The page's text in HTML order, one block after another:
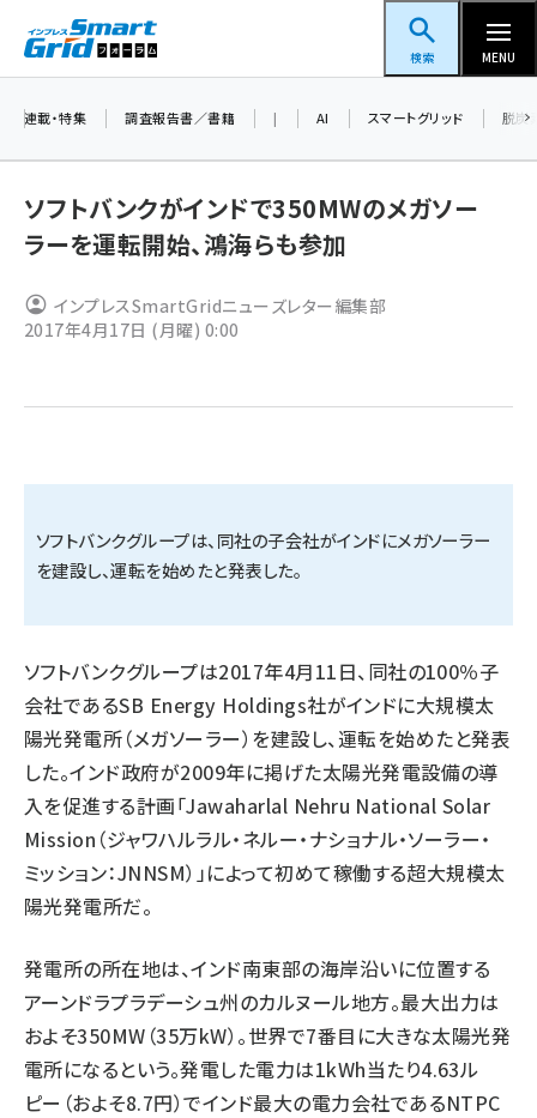
ン
スマートグリッドフォーラム
検索 MENU
新井 (365)
新井宏征 (301)
大串 (226)
aitras (192)
タンデム (154)
連載・特集 調査報告書／書籍 | AI スマートグリッド 脱炭
ソフトバンクがインドで350MWのメガソー
ラーを運転開始、鴻海らも参加
インプレスSmartGridニューズレター編集部
2017年4月17日 (月曜) 0:00
ソフトバンクグループは、同社の子会社がインドにメガソーラー
を建設し、運転を始めたと発表した。
ソフトバンクグループは2017年4月11日、同社の100％子
会社であるSB Energy Holdings社がインドに大規模太
陽光発電所（メガソーラー）を建設し、運転を始めたと発表
した。インド政府が2009年に掲げた太陽光発電設備の導
入を促進する計画「Jawaharlal Nehru National Solar
Mission（ジャワハルラル・ネルー・ナショナル・ソーラー・
ミッション：JNNSM）」によって初めて稼働する超大規模太
陽光発電所だ。
発電所の所在地は、インド南東部の海岸沿いに位置する
アーンドラプラデーシュ州のカルヌール地方。最大出力は
およそ350MW（35万kW）。世界で7番目に大きな太陽光発
電所になるという。発電した電力は1kWh当たり4.63ル
ピー（およそ8.7円）でインド最大の電力会社であるNTPC